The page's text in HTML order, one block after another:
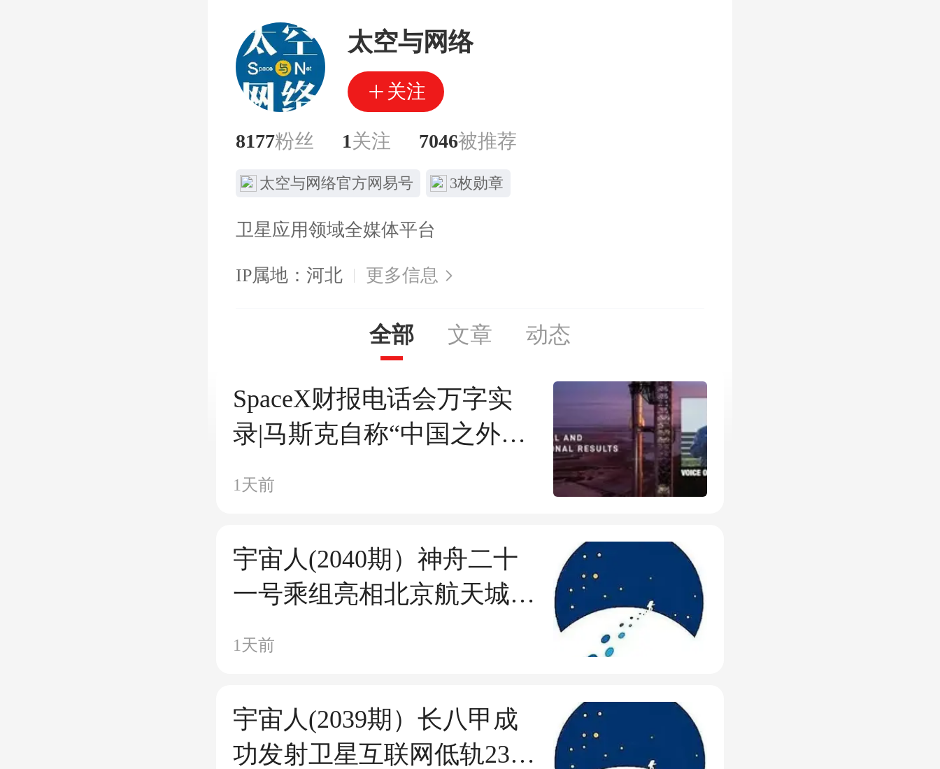
太空与网络
关注
8177粉丝 1关注 7046被推荐
太空与网络官方网易号 3枚勋章
卫星应用领域全媒体平台
IP属地：河北 更多信息
全部 文章 动态
SpaceX财报电话会万字实
录|马斯克自称“中国之外硬
件最强”，再放万亿美元蓝
1天前
宇宙人(2040期）神舟二十
一号乘组亮相北京航天城；
捷龙三号“一箭双星”海上发
股票即将解禁；
1天前
宇宙人(2039期）长八甲成
功发射卫星互联网低轨23组